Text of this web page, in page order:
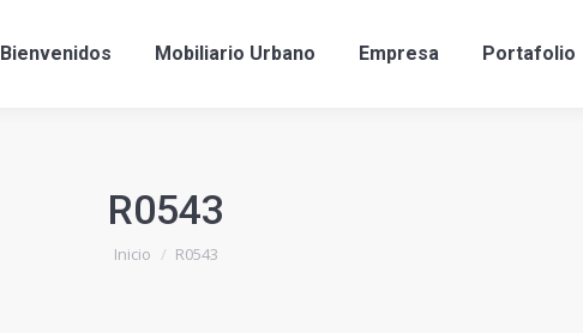
Bienvenidos Mobiliario Urbano Empresa Portafolio
R0543
Estás aquí:
Inicio R0543